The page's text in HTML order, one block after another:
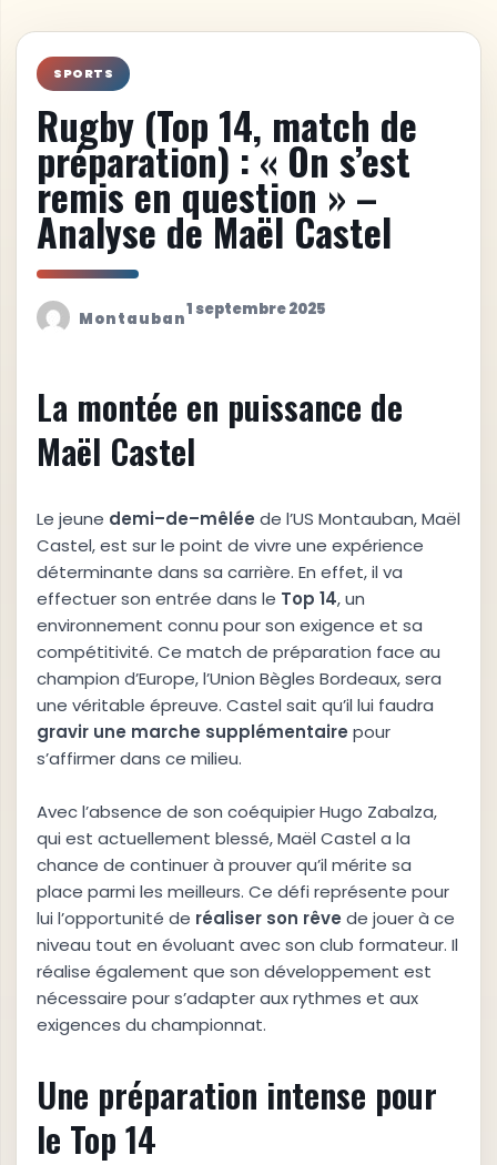
SPORTS
Rugby (Top 14, match de
préparation) : « On s’est
remis en question » –
Analyse de Maël Castel
Montauban1 septembre 2025
La montée en puissance de
Maël Castel
Le jeune demi–de–mêlée de l’US Montauban, Maël
Castel, est sur le point de vivre une expérience
déterminante dans sa carrière. En effet, il va
effectuer son entrée dans le Top 14, un
environnement connu pour son exigence et sa
compétitivité. Ce match de préparation face au
champion d’Europe, l’Union Bègles Bordeaux, sera
une véritable épreuve. Castel sait qu’il lui faudra
gravir une marche supplémentaire pour
s’affirmer dans ce milieu.
Avec l’absence de son coéquipier Hugo Zabalza,
qui est actuellement blessé, Maël Castel a la
chance de continuer à prouver qu’il mérite sa
place parmi les meilleurs. Ce défi représente pour
lui l’opportunité de réaliser son rêve de jouer à ce
niveau tout en évoluant avec son club formateur. Il
réalise également que son développement est
nécessaire pour s’adapter aux rythmes et aux
exigences du championnat.
Une préparation intense pour
le Top 14